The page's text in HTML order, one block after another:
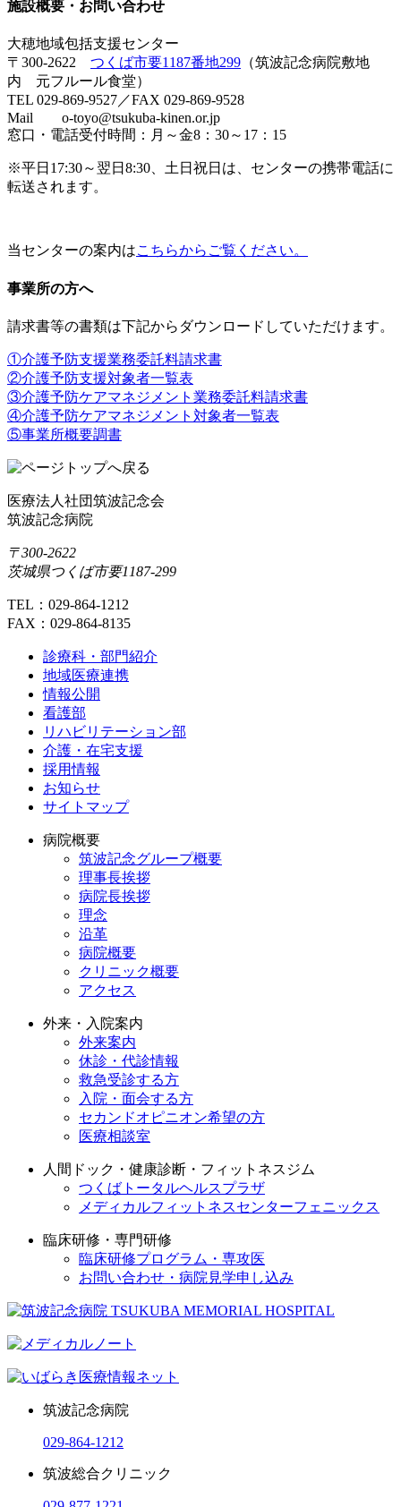
施設概要・お問い合わせ
大穂地域包括支援センター
〒300-2622 つくば市要1187番地299 （筑波記念病院敷地
内 元フルール食堂）
TEL 029-869-9527／FAX 029-869-9528
Mail o-toyo@tsukuba-kinen.or.jp
窓口・電話受付時間：月～金8：30～17：15
※平日17:30～翌日8:30、土日祝日は、センターの携帯電話に
転送されます。
当センターの案内はこちらからご覧ください。
事業所の方へ
請求書等の書類は下記からダウンロードしていただけます。
①介護予防支援業務委託料請求書
②介護予防支援対象者一覧表
③介護予防ケアマネジメント業務委託料請求書
④介護予防ケアマネジメント対象者一覧表
⑤事業所概要調書
医療法人社団筑波記念会
筑波記念病院
〒300-2622
茨城県つくば市要1187-299
TEL：029-864-1212
FAX：029-864-8135
診療科・部門紹介
地域医療連携
情報公開
看護部
リハビリテーション部
介護・在宅支援
採用情報
お知らせ
サイトマップ
病院概要
筑波記念グループ概要
理事長挨拶
病院長挨拶
理念
沿革
病院概要
クリニック概要
アクセス
外来・入院案内
外来案内
休診・代診情報
救急受診する方
入院・面会する方
セカンドオピニオン希望の方
医療相談室
人間ドック・健康診断・フィットネスジム
つくばトータルヘルスプラザ
メディカルフィットネスセンターフェニックス
臨床研修・専門研修
臨床研修プログラム・専攻医
お問い合わせ・病院見学申し込み
筑波記念病院
029-864-1212
筑波総合クリニック